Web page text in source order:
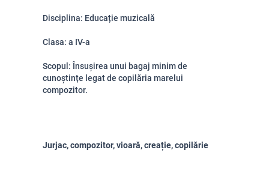
Disciplina: Educație muzicală
Clasa: a IV-a
Scopul: Însușirea unui bagaj minim de
cunoștințe legat de copilăria marelui
compozitor.
Jurjac, compozitor, vioară, creație, copilărie